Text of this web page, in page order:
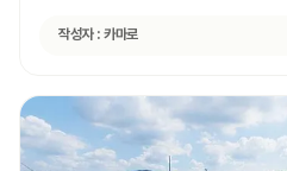
작성자 : 카마로